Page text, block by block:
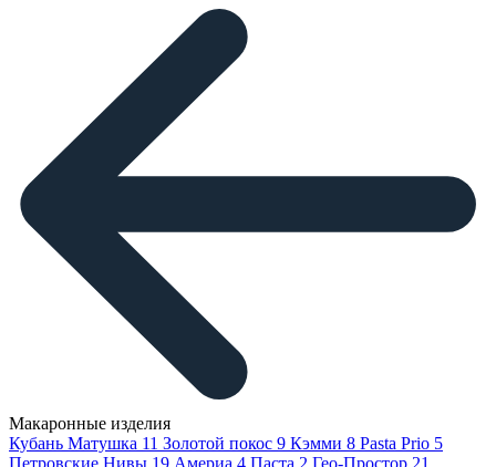
Макаронные изделия
Кубань Матушка 11 Золотой покос 9 Кэмми 8 Pasta Prio 5
Петровские Нивы 19 Америа 4 Паста 2 Гео-Простор 21